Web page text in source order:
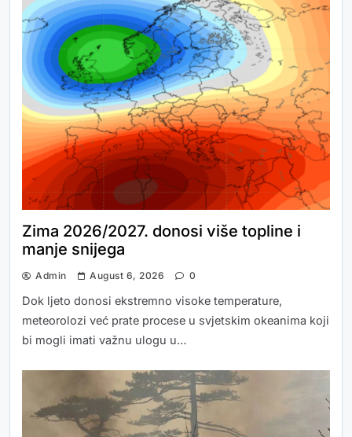
Zima 2026/2027. donosi više topline i
manje snijega
Admin August 6, 2026 0
Dok ljeto donosi ekstremno visoke temperature,
meteorolozi već prate procese u svjetskim okeanima koji
bi mogli imati važnu ulogu u…